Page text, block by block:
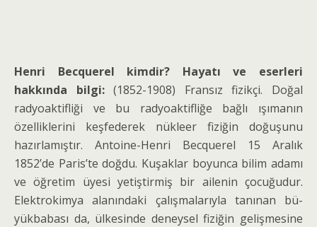
Henri Becquerel kimdir? Hayatı ve eserleri
hakkında bilgi:(1852-1908) Fransız fizikçi. Doğal
radyoaktifliği ve bu radyoaktifliğe bağlı ışımanın
özelliklerini keşfederek nükleer fizi­ğin doğuşunu
hazırlamıştır. Antoine-Henri Becquerel 15 Aralık
1852’de Pa­ris’te doğdu. Kuşaklar boyunca bilim adamı
ve öğretim üyesi yetiştirmiş bir ailenin çocuğudur.
Elektrokimya alanındaki çalışmalarıyla tanınan bü­
yükbabası da, ülkesinde deneysel fiziğin gelişmesine